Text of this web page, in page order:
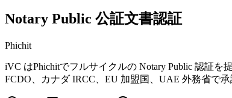
Notary Public 公証文書認証
Phichit
iVC はPhichitでフルサイクルの Notary Public 認証を
FCDO、カナダ IRCC、EU 加盟国、UAE 外務省で承